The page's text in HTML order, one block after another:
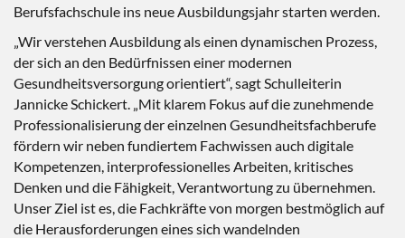
Berufsfachschule ins neue Ausbildungsjahr starten werden.
„Wir verstehen Ausbildung als einen dynamischen Prozess,
der sich an den Bedürfnissen einer modernen
Gesundheitsversorgung orientiert“, sagt Schulleiterin
Jannicke Schickert. „Mit klarem Fokus auf die zunehmende
Professionalisierung der einzelnen Gesundheitsfachberufe
fördern wir neben fundiertem Fachwissen auch digitale
Kompetenzen, interprofessionelles Arbeiten, kritisches
Denken und die Fähigkeit, Verantwortung zu übernehmen.
Unser Ziel ist es, die Fachkräfte von morgen bestmöglich auf
die Herausforderungen eines sich wandelnden